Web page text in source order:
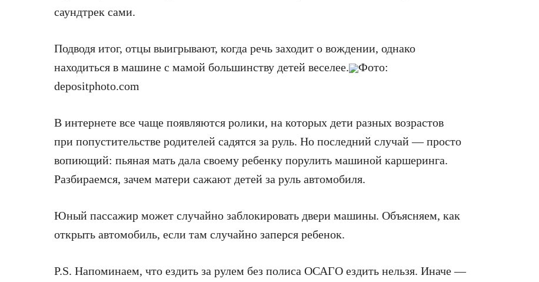
саундтрек сами.
Подводя итог, отцы выигрывают, когда речь заходит о вождении, однако
находиться в машине с мамой большинству детей веселее.
Фото:
depositphoto.com
В интернете все чаще появляются ролики, на которых дети разных возрастов
при попустительстве родителей садятся за руль. Но последний случай — просто
вопиющий: пьяная мать дала своему ребенку порулить машиной каршеринга.
Разбираемся, зачем матери сажают детей за руль автомобиля.
Юный пассажир может случайно заблокировать двери машины. Объясняем, как
открыть автомобиль, если там случайно заперся ребенок.
P.S. Напоминаем, что ездить за рулем без полиса ОСАГО ездить нельзя. Иначе —